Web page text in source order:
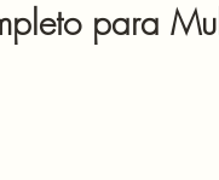
para